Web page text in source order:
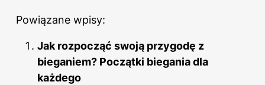
Powiązane wpisy:
Jak rozpocząć swoją przygodę z
bieganiem? Początki biegania dla
każdego